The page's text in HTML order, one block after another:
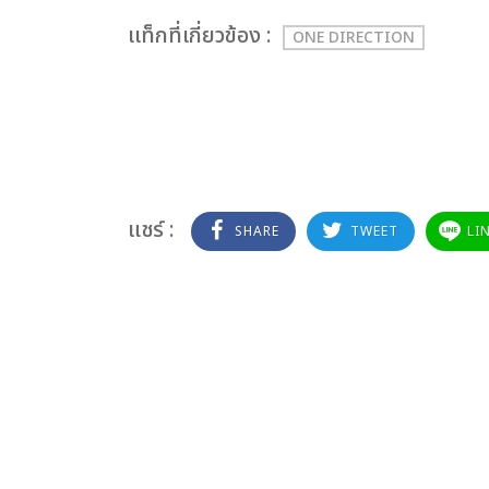
เเท็กที่เกี่ยวข้อง : ONE DIRECTION
แชร์ : SHARE TWEET